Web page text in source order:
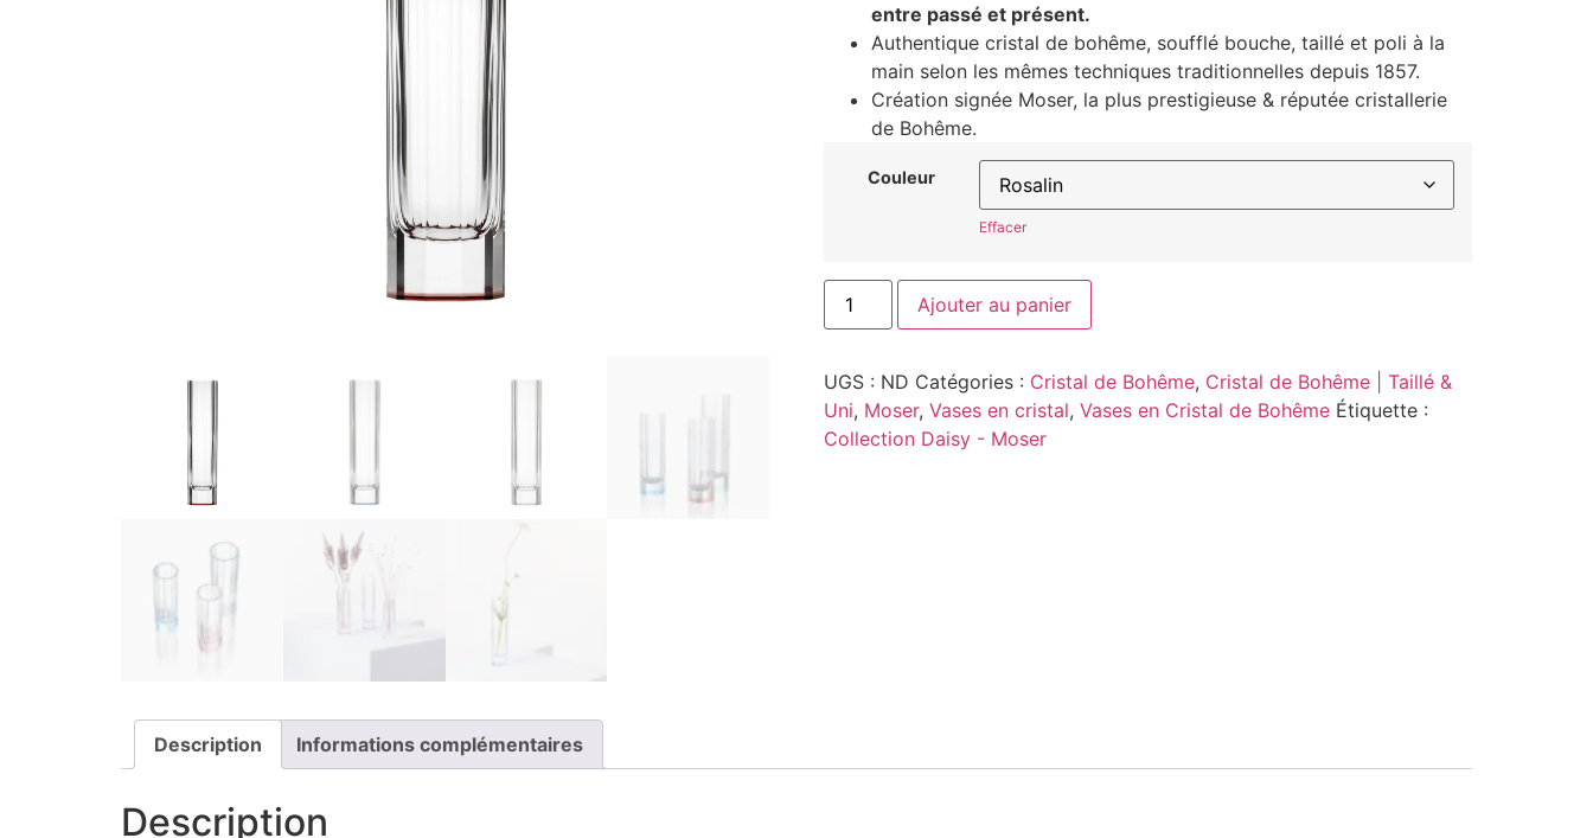
entre passé et présent.
Authentique cristal de bohême, soufflé bouche, taillé et poli à la
main selon les mêmes techniques traditionnelles depuis 1857.
Création signée Moser, la plus prestigieuse & réputée cristallerie
de Bohême.
Couleur
Effacer
Ajouter au panier
UGS : ND Catégories : Cristal de Bohême, Cristal de Bohême | Taillé &
Uni, Moser, Vases en cristal, Vases en Cristal de Bohême Étiquette :
Collection Daisy - Moser
Description Informations complémentaires
Description